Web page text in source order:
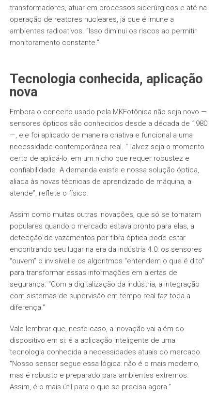
transformadores, atuar em processos siderúrgicos e até na
operação de reatores nucleares, já que é imune a
ambientes radioativos. “Isso diminui os riscos ao permitir
monitoramento constante.”
Tecnologia conhecida, aplicação
nova
Embora o conceito usado pela MKFotônica não seja novo —
sensores ópticos são conhecidos desde a década de 1980
—, ele foi aplicado de maneira criativa e funcional a uma
necessidade contemporânea real. “Talvez seja o momento
certo de aplicá-lo, em um nicho que requer robustez e
confiabilidade. A demanda existe e nossa solução óptica,
aliada às novas técnicas de aprendizado de máquina, a
atende”, reflete o físico.
Assim como muitas outras inovações, que só se tornaram
populares quando o mercado estava pronto para elas, a
detecção de vazamentos por fibra óptica pode estar
encontrando seu lugar na era da indústria 4.0: os sensores
“ouvem” o invisível e os algoritmos “entendem o que é dito”
para transformar essas informações em alertas de
segurança. “Com a digitalização da indústria, a integração
com sistemas de supervisão em tempo real faz toda a
diferença.”
Vale lembrar que, neste caso, a inovação vai além do
dispositivo em si: é a aplicação inteligente de uma
tecnologia conhecida a necessidades atuais do mercado.
“Nosso sensor segue essa lógica: não é o mais moderno,
mas é robusto e preparado para ambientes extremos.
Assim, é o mais útil para o que se precisa agora.”